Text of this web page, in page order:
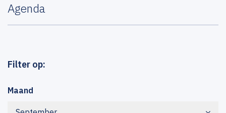
Agenda
Filter op:
Maand